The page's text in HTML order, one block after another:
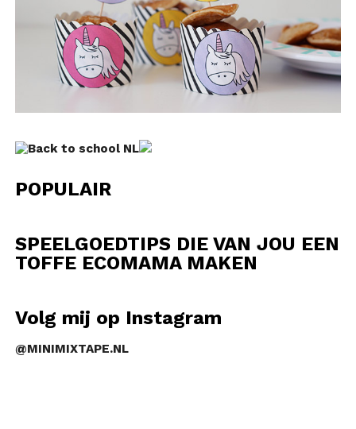
POPULAIR
SPEELGOEDTIPS DIE VAN JOU EEN
TOFFE ECOMAMA MAKEN
Volg mij op Instagram
@MINIMIXTAPE.NL